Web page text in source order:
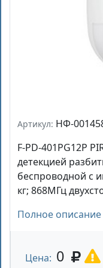
Артикул: НФ-
F-PD-401PG12P
детекцией
беспроводной с
кг; 868МГц
Полное описание
Цена: 0